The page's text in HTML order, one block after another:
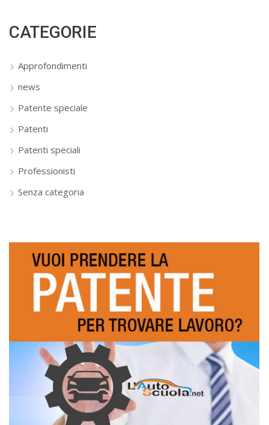
CATEGORIE
Approfondimenti
news
Patente speciale
Patenti
Patenti speciali
Professionisti
Senza categoria